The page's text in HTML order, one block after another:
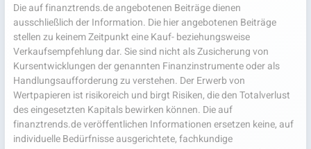
Die auf finanztrends.de angebotenen Beiträge dienen
ausschließlich der Information. Die hier angebotenen Beiträge
stellen zu keinem Zeitpunkt eine Kauf- beziehungsweise
Verkaufsempfehlung dar. Sie sind nicht als Zusicherung von
Kursentwicklungen der genannten Finanzinstrumente oder als
Handlungsaufforderung zu verstehen. Der Erwerb von
Wertpapieren ist risikoreich und birgt Risiken, die den Totalverlust
des eingesetzten Kapitals bewirken können. Die auf
finanztrends.de veröffentlichen Informationen ersetzen keine, auf
individuelle Bedürfnisse ausgerichtete, fachkundige